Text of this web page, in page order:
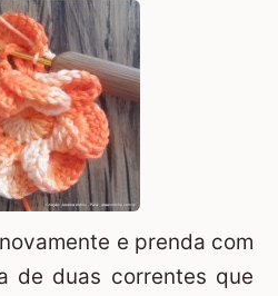
e prenda com
de duas correntes que